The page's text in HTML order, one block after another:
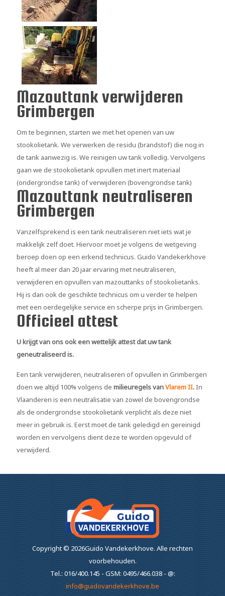
Mazouttank verwijderen
Grimbergen
Om te beginnen, starten we met het openen van uw
stookolietank. We verwerken de residu (brandstof) die nog in
de tank aanwezig is. We reinigen uw tank volledig. Vervolgens
gaan we de stookolietank opvullen met inert materiaal
(ondergrondse tank) of verwijderen (bovengrondse tank)
Mazouttank neutraliseren
Grimbergen
Vanzelfsprekend is een tank neutraliseren niet iets wat je
makkelijk zelf doet. Hiervoor moet je volgens de wetgeving
beroep doen op een erkend technicus. Guido Vandekerkhove
heeft al meer dan 20 jaar ervaring met neutraliseren,
verwijderen en opvullen van mazouttanks of stookolietanks.
Hij is dan ook de geschikte technicus om u verder te helpen
met een oerdegelijke service en scherpe prijs in Grimbergen.
Officieel attest
U krijgt van ons ook een wettelijk attest dat uw tank
geneutraliseerd is.
Een tank verwijderen, neutraliseren of opvullen in Grimbergen
doen we altijd 100% volgens de milieuregels vanVlarem II.In
Vlaanderen is een neutralisatie van zowel de bovengrondse
als de ondergrondse stookolietank verplicht als deze niet
meer in gebruik is. Eerst moet de tank geledigd en gereinigd
worden en vervolgens dient deze te worden opgevuld of
verwijderd.
Copyright © 2026Guido Vandekerkhove. Alle rechten
voorbehouden.
Tel.: 016/400.145 - GSM: 0495/466.038 - @:
info@guidovandekerkhove.be